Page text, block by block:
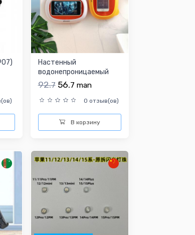
Настенный
водонепроницаемый
чехол для телефона
92.7 56.7 man
0 отзыв(ов)
В корзину